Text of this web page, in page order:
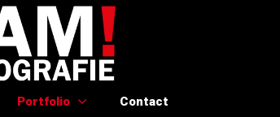
Portfolio Contact